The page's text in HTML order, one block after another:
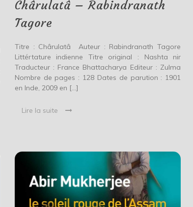
Chârulatâ – Rabindranath
Tagore
Titre : Chârulatâ Auteur : Rabindranath Tagore
Littértature indienne Titre original : Nashta nir
Traducteur : France Bhattacharya Editeur : Zulma
Nombre de pages : 128 Dates de parution : 1901
en Inde, 2009 en […]
Lire la suite